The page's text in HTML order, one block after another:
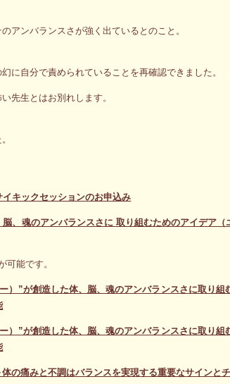
アンバランスさが強く出ているとのこと。
に自分で責められていることを再確認できました。
先生とはお別れします。
キックセッションのお申込み
、魂のアンバランスさに 取り組むためのアイデア（
可能です。
”が創造した体、脳、魂のアンバランスさに取り組
”が創造した体、脳、魂のアンバランスさに取り組
の痛みと不調はバランスを実現する重要なサインと